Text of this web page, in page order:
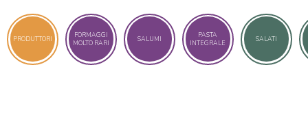
PRODUTTORI
FORMAGGI
MOLTO RARI
SALUMI
PASTA
INTEGRALE
SALATI